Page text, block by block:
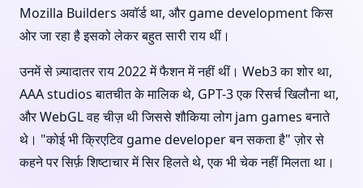
Mozilla Builders अवॉर्ड था, और game development किस
ओर जा रहा है इसको लेकर बहुत सारी राय थीं।
उनमें से ज़्यादातर राय 2022 में फैशन में नहीं थीं। Web3 का शोर था,
AAA studios बातचीत के मालिक थे, GPT-3 एक रिसर्च खिलौना था,
और WebGL वह चीज़ थी जिससे शौकिया लोग jam games बनाते
थे। "कोई भी क्रिएटिव game developer बन सकता है" ज़ोर से
कहने पर सिर्फ़ शिष्टाचार में सिर हिलते थे, एक भी चेक नहीं मिलता था।